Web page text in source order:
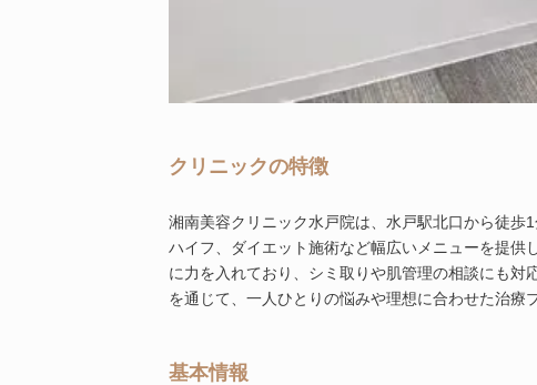
クリニックの特徴
湘南美容クリニック水戸院は、水戸駅北口から徒歩
ハイフ、ダイエット施術など幅広いメニューを提供
に力を入れており、シミ取りや肌管理の相談にも
を通じて、一人ひとりの悩みや理想に合わせた治療
基本情報